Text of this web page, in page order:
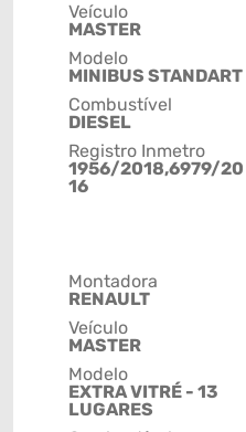
Veículo
MASTER
Modelo
MINIBUS STANDART
Combustível
DIESEL
Registro Inmetro
1956/2018,6979/20
16
Montadora
RENAULT
Veículo
MASTER
Modelo
EXTRA VITRÉ - 13
LUGARES